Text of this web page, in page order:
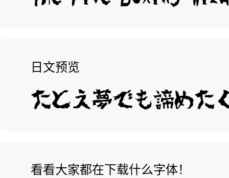
日文预览
看看大家都在下载什么字体！